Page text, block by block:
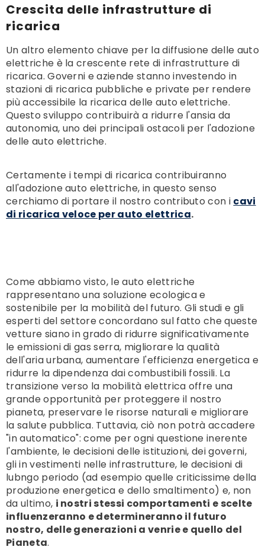
Crescita delle infrastrutture di
ricarica
Un altro elemento chiave per la diffusione delle auto
elettriche è la crescente rete di infrastrutture di
ricarica. Governi e aziende stanno investendo in
stazioni di ricarica pubbliche e private per rendere
più accessibile la ricarica delle auto elettriche.
Questo sviluppo contribuirà a ridurre l'ansia da
autonomia, uno dei principali ostacoli per l'adozione
delle auto elettriche.
Certamente i tempi di ricarica contribuiranno
all'adozione auto elettriche, in questo senso
cerchiamo di portare il nostro contributo con i cavi
di ricarica veloce per auto elettrica.
Come abbiamo visto, le auto elettriche
rappresentano una soluzione ecologica e
sostenibile per la mobilità del futuro. Gli studi e gli
esperti del settore concordano sul fatto che queste
vetture siano in grado di ridurre significativamente
le emissioni di gas serra, migliorare la qualità
dell'aria urbana, aumentare l'efficienza energetica e
ridurre la dipendenza dai combustibili fossili. La
transizione verso la mobilità elettrica offre una
grande opportunità per proteggere il nostro
pianeta, preservare le risorse naturali e migliorare
la salute pubblica. Tuttavia, ciò non potrà accadere
"in automatico": come per ogni questione inerente
l'ambiente, le decisioni delle istituzioni, dei governi,
gli in vestimenti nelle infrastrutture, le decisioni di
lubngo periodo (ad esempio quelle criticissime della
produzione energetica e dello smaltimento) e, non
da ultimo, i nostri stessi comportamenti e scelte
influenzeranno e determineranno il futuro
nostro, delle generazioni a venrie e quello del
Pianeta.